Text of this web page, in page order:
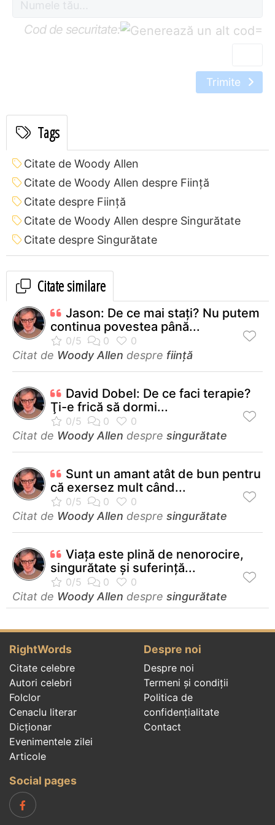
Cod de securitate: =
Trimite
Tags
Citate de Woody Allen
Citate de Woody Allen despre Ființă
Citate despre Ființă
Citate de Woody Allen despre Singurătate
Citate despre Singurătate
Citate similare
Jason: De ce mai staţi? Nu putem
continua povestea până...
Citat de Woody Allen despre ființă
David Dobel: De ce faci terapie?
Ţi-e frică să dormi...
Citat de Woody Allen despre singurătate
Sunt un amant atât de bun pentru
că exersez mult când...
Citat de Woody Allen despre singurătate
Viaţa este plină de nenorocire,
singurătate şi suferinţă...
Citat de Woody Allen despre singurătate
RightWords
Citate celebre
Autori celebri
Folclor
Cenaclu literar
Dicționar
Evenimentele zilei
Articole
Despre noi
Despre noi
Termeni și condiții
Politica de
confidenţialitate
Contact
Social pages